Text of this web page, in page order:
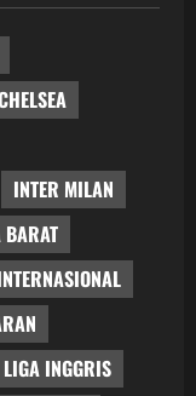
INTER MILAN
BARAT
LIGA INGGRIS